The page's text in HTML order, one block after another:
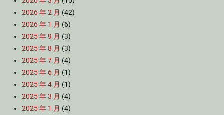
2026 年 2 月 (42)
2026 年 1 月 (6)
2025 年 9 月 (3)
2025 年 8 月 (3)
2025 年 7 月 (4)
2025 年 6 月 (1)
2025 年 4 月 (1)
2025 年 3 月 (4)
2025 年 1 月 (4)